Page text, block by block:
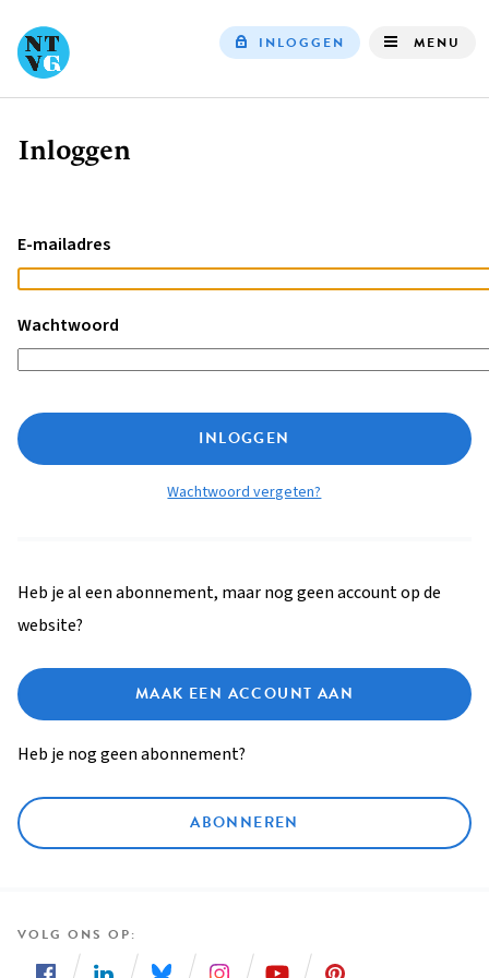
INLOGGEN MENU
Kruimelpad
Inloggen
E-mailadres
Wachtwoord
INLOGGEN
Wachtwoord vergeten?
Heb je al een abonnement, maar nog geen account op de
website?
MAAK EEN ACCOUNT AAN
Heb je nog geen abonnement?
ABONNEREN
VOLG ONS OP